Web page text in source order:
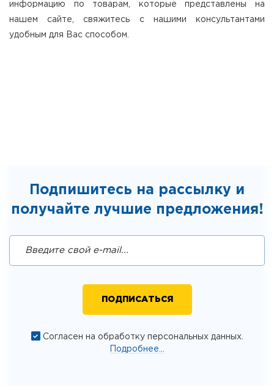
информацию по товарам, которые представлены на
нашем сайте, свяжитесь с нашими консультантами
удобным для Вас способом.
Подпишитесь на рассылку и
получайте лучшие предложения!
Согласен на обработку персональных данных.
Подробнее...